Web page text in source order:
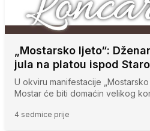
„Mostarsko ljeto“:
jula na platou ispod
U okviru manifestacije „Mostarsko
Mostar će biti domaćin velikog
4 sedmice prije